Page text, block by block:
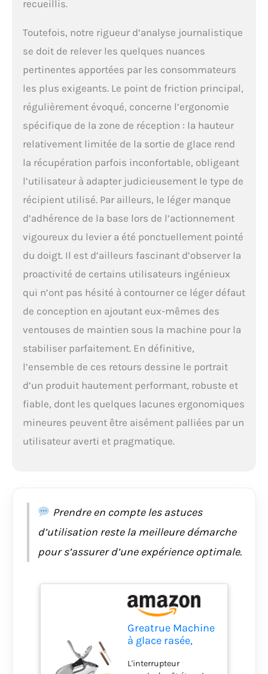
machine à glaçons
votre cuisine. Notre
design unique et
parfait pour tous les
environnements
différents, tels que les
maisons, les
magasins de
restauration rapide,
les restaurants, les
cafés, les bars, les
clubs, les cantines, les
stands de collation,
les festivals, les foires,
etc
recueillis.
Toutefois, notre rigueur d’analyse journalistique
se doit de relever les quelques nuances
pertinentes apportées par les consommateurs
les plus exigeants. Le point de friction principal,
régulièrement évoqué, concerne l’ergonomie
spécifique de la zone de réception : la hauteur
relativement limitée de la sortie de glace rend
la récupération parfois inconfortable, obligeant
l’utilisateur à adapter judicieusement le type de
récipient utilisé. Par ailleurs, le léger manque
d’adhérence de la base lors de l’actionnement
vigoureux du levier a été ponctuellement pointé
du doigt. Il est d’ailleurs fascinant d’observer la
proactivité de certains utilisateurs ingénieux
qui n’ont pas hésité à contourner ce léger défaut
de conception en ajoutant eux-mêmes des
ventouses de maintien sous la machine pour la
stabiliser parfaitement. En définitive,
l’ensemble de ces retours dessine le portrait
d’un produit hautement performant, robuste et
fiable, dont les quelques lacunes ergonomiques
mineures peuvent être aisément palliées par un
utilisateur averti et pragmatique.
Prendre en compte les astuces
d’utilisation reste la meilleure démarche
pour s’assurer d’une expérience optimale.
Greatrue Machine
à glace rasée,
électrique à cône
L'interrupteur